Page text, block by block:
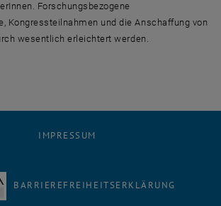
Forschungsbezogene
Kongressteilnahmen und die Anschaffung von
wesentlich erleichtert werden.
IMPRESSUM
BARRIEREFREIHEITSERKLÄRUNG